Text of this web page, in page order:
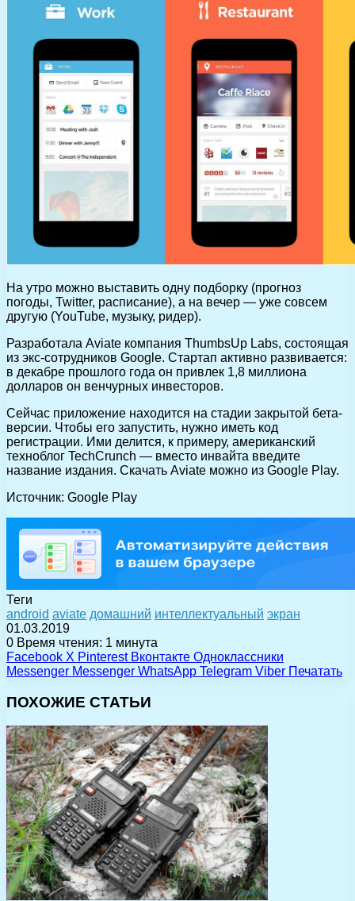
На утро можно выставить одну подборку (прогноз
погоды, Twitter, расписание), а на вечер — уже совсем
другую (YouTube, музыку, ридер).
Разработала Aviate компания ThumbsUp Labs, состоящая
из экс-сотрудников Google. Стартап активно развивается:
в декабре прошлого года он привлек 1,8 миллиона
долларов он венчурных инвесторов.
Сейчас приложение находится на стадии закрытой бета-
версии. Чтобы его запустить, нужно иметь код
регистрации. Ими делится, к примеру, американский
техноблог TechCrunch — вместо инвайта введите
название издания. Скачать Aviate можно из Google Play.
Источник: Google Play
Теги
android aviate домашний интеллектуальный экран
01.03.2019
0 Время чтения: 1 минута
Facebook X Pinterest Вконтакте Одноклассники
Messenger Messenger WhatsApp Telegram Viber Печатать
ПОХОЖИЕ СТАТЬИ